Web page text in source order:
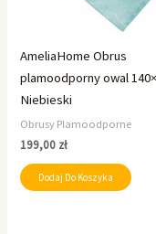
AmeliaHome Obrus
plamoodporny owal
Niebieski
Obrusy Plamoodporne
199,00 zł
Dodaj Do Koszyka